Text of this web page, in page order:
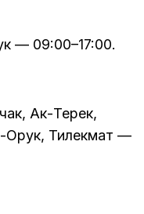
— 09:00–17:00.
Ак-Терек,
Орук, Тилекмат —